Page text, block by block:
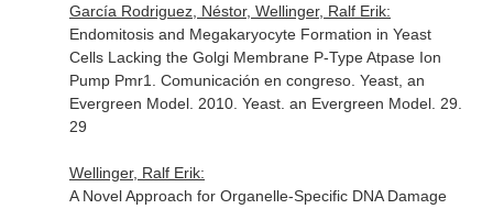
García Rodriguez, Néstor, Wellinger, Ralf Erik:
Endomitosis and Megakaryocyte Formation in Yeast
Cells Lacking the Golgi Membrane P-Type Atpase Ion
Pump Pmr1. Comunicación en congreso. Yeast, an
Evergreen Model. 2010. Yeast. an Evergreen Model. 29.
29
Wellinger, Ralf Erik:
A Novel Approach for Organelle-Specific DNA Damage